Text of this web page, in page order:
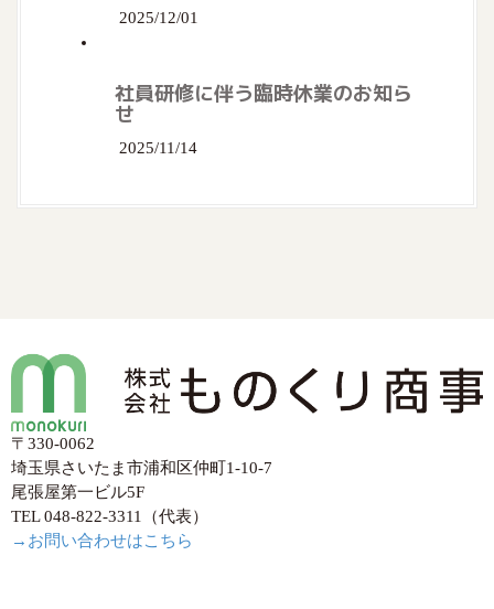
2025/12/01
社員研修に伴う臨時休業のお知ら
せ
2025/11/14
〒330-0062
埼玉県さいたま市浦和区仲町1-10-7
尾張屋第一ビル5F
TEL 048-822-3311（代表）
→お問い合わせはこちら